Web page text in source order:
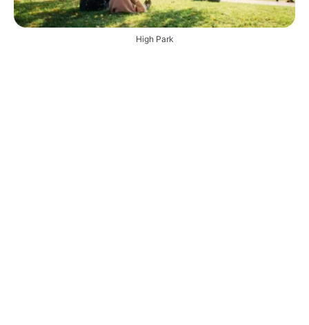
High Park